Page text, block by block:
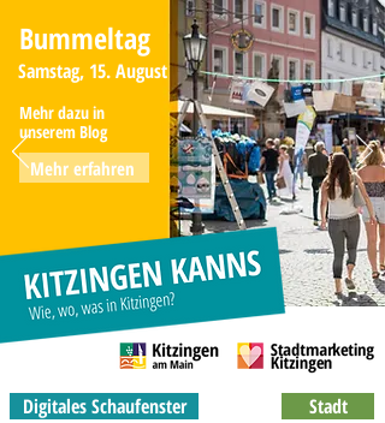
Bummeltag
Samstag, 15. August
Mehr dazu in
unserem Blog
Mehr erfahren
Stadt
Digitales Schaufenster